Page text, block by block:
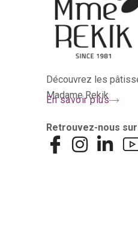
Découvrez les
Madame Rekik
En savoir plus
Retrouvez-nous